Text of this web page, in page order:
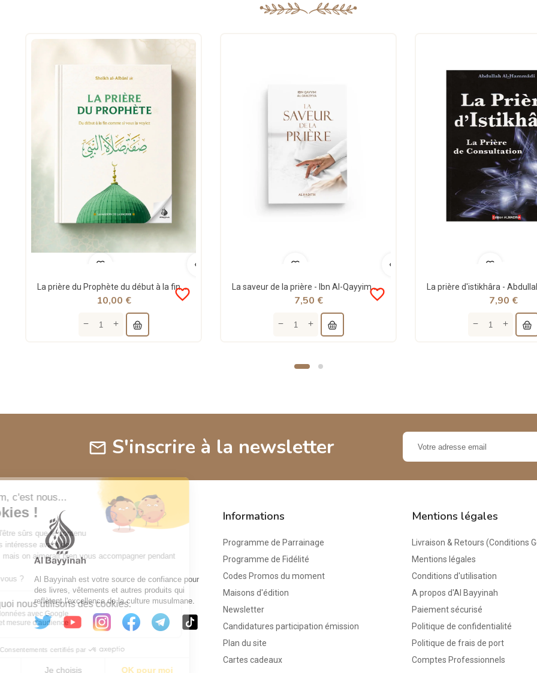
La prière du Prophète du début à la fin comme si vous la voyiez - al Albani - La maison de la...
favorite_border
10,00 €
La saveur de la prière - Ibn Al-Qayyim Al-Jawziyya - al-Hadith
favorite_border
7,50 € 7,90 €
mail S'inscrire à la newsletter
Al Bayyinah est votre source de confiance pour
des livres, vêtements et autres produits qui
reflètent l'excellence de la culture musulmane.
Informations
Programme de Parrainage
Programme de Fidélité
Codes Promos du moment
Maisons d'édition
Newsletter
Candidatures participation émission
Plan du site
Cartes cadeaux
Mentions légales
Livraison & Retours (Conditions
Mentions légales
Conditions d'utilisation
A propos d'Al Bayyinah
Paiement sécurisé
Politique de confidentialité
Politique de frais de port
Comptes Professionnels